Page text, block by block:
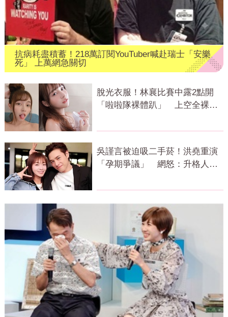
抗病耗盡積蓄！218萬訂閱YouTuber喊赴瑞士「安樂
死」 上萬網急關切
脫光衣服！林襄比賽中露2點開
「啦啦隊裸體趴」 上空全裸被
吳謹言被迫吸二手菸！洪堯重演
「孕期爭議」 網怒：升格人父